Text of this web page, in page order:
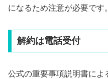
になるため注意が必要です。
解約は電話受付
公式の重要事項説明書によ